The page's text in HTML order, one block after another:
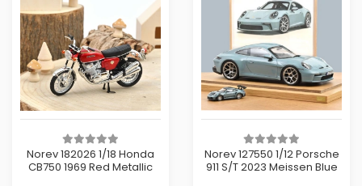
Norev 182026 1/18 Honda
CB750 1969 Red Metallic
Norev 127550 1/12 Porsche
911 S/T 2023 Meissen Blue